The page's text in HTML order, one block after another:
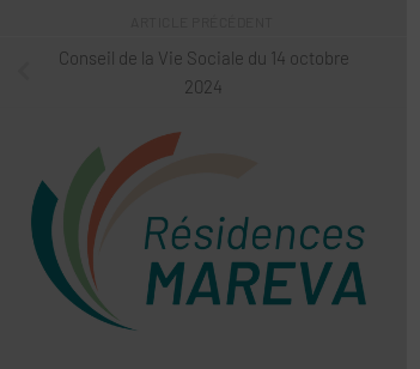
Conseil de la Vie Sociale du 14 octobre
2024